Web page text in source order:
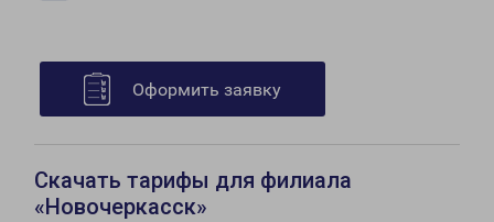
Оформить заявку
Скачать тарифы для филиала
«Новочеркасск»